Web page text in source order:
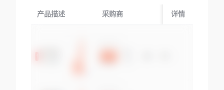
产品描述 采购商 起运国/地区
详情